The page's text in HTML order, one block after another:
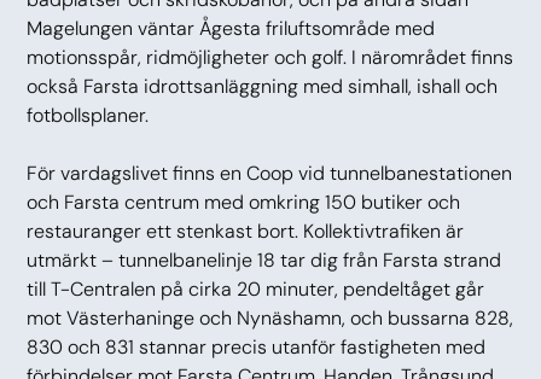
Magelungen väntar Ågesta friluftsområde med
motionsspår, ridmöjligheter och golf. I närområdet finns
också Farsta idrottsanläggning med simhall, ishall och
fotbollsplaner.
För vardagslivet finns en Coop vid tunnelbanestationen
och Farsta centrum med omkring 150 butiker och
restauranger ett stenkast bort. Kollektivtrafiken är
utmärkt – tunnelbanelinje 18 tar dig från Farsta strand
till T-Centralen på cirka 20 minuter, pendeltåget går
mot Västerhaninge och Nynäshamn, och bussarna 828,
830 och 831 stannar precis utanför fastigheten med